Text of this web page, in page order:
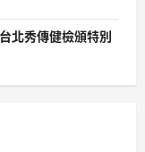
北秀傳健檢頒特別